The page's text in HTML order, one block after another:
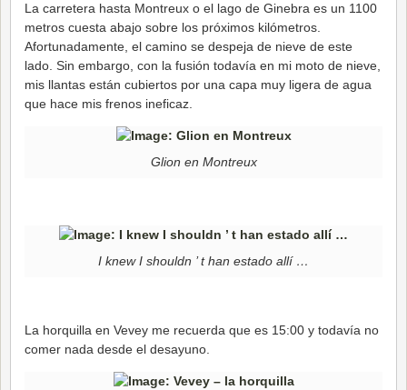
La carretera hasta Montreux o el lago de Ginebra es un 1100
metros cuesta abajo sobre los próximos kilómetros.
Afortunadamente, el camino se despeja de nieve de este
lado. Sin embargo, con la fusión todavía en mi moto de nieve,
mis llantas están cubiertos por una capa muy ligera de agua
que hace mis frenos ineficaz.
Glion en Montreux
I knew I shouldn ’ t han estado allí …
La horquilla en Vevey me recuerda que es 15:00 y todavía no
comer nada desde el desayuno.